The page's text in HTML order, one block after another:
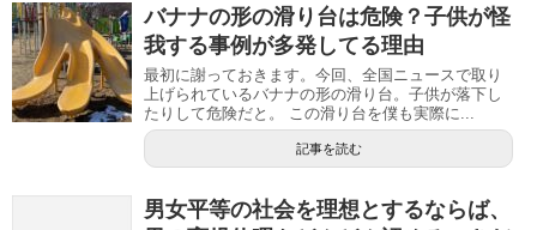
バナナの形の滑り台は危険？子供が怪
我する事例が多発してる理由
最初に謝っておきます。今回、全国ニュースで取り
上げられているバナナの形の滑り台。子供が落下し
たりして危険だと。 この滑り台を僕も実際に...
記事を読む
男女平等の社会を理想とするならば、